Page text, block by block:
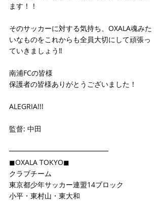
ます！！
そのサッカーに対する気持ち、OXALA魂みた
いなものをこれからも全員大切にして頑張っ
ていきましょう‼️
南浦FCの皆様
保護者の皆様ありがとうございました！
ALEGRIA!!!
監督: 中田
━━━━━━━━━━━━━━
◼OXALA TOKYO◼
クラブチーム
東京都少年サッカー連盟14ブロック
小平・東村山・東大和